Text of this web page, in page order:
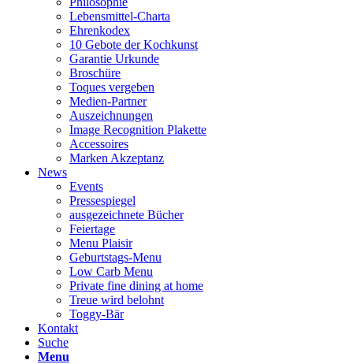
Lebensmittel-Charta
Ehrenkodex
10 Gebote der Kochkunst
Garantie Urkunde
Broschüre
Toques vergeben
Medien-Partner
Auszeichnungen
Image Recognition Plakette
Accessoires
Marken Akzeptanz
News
Events
Pressespiegel
ausgezeichnete Bücher
Feiertage
Menu Plaisir
Geburtstags-Menu
Low Carb Menu
Private fine dining at home
Treue wird belohnt
Toggy-Bär
Kontakt
Suche
Menu